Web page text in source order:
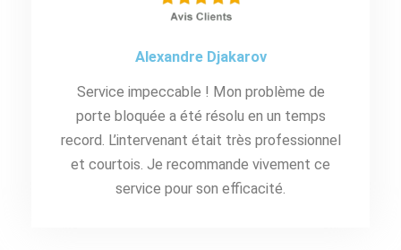
Alexandre Djakarov
Service impeccable ! Mon problème de
porte bloquée a été résolu en un temps
record. L’intervenant était très professionnel
et courtois. Je recommande vivement ce
service pour son efficacité.